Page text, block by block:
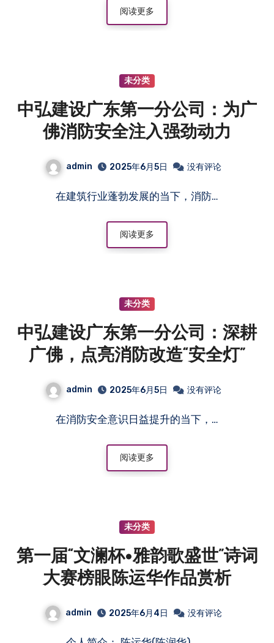
阅读更多
未分类
中弘建设广东第一分公司：为广
佛消防安全注入强劲动力
admin 2025年6月5日 没有评论
在建筑行业蓬勃发展的当下，消防…
阅读更多
未分类
中弘建设广东第一分公司：深耕
广佛，点亮消防改造“安全灯”
admin 2025年6月5日 没有评论
在消防安全意识日益提升的当下，…
阅读更多
未分类
第一届“文澜杯•雅韵歌盛世”诗词
大赛榜眼陈运华作品赏析
admin 2025年6月4日 没有评论